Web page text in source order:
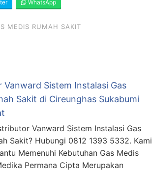
WhatsApp
MEDIS RUMAH SAKIT
Vanward Sistem Instalasi Gas
Sakit di Cireunghas Sukabumi
Vanward Sistem Instalasi Gas
Sakit? Hubungi 0812 1393 5332. Kami
Memenuhi Kebutuhan Gas Medis
Permana Cipta Merupakan